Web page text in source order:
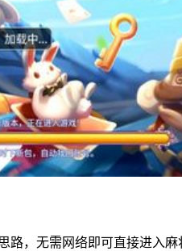
路，无需网络即可直接进入